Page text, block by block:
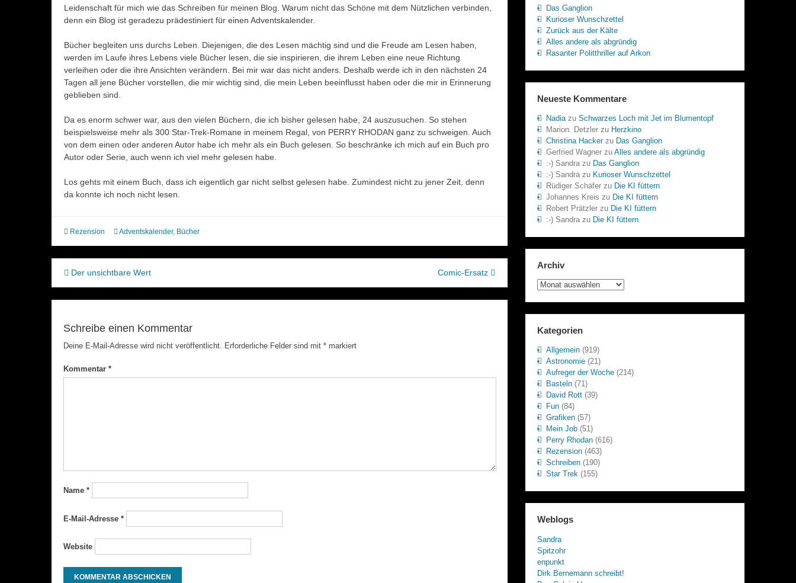
Leidenschaft für mich wie das Schreiben für meinen Blog. Warum nicht das Schöne mit dem Nützlichen verbinden,
denn ein Blog ist geradezu prädestiniert für einen Adventskalender.
Bücher begleiten uns durchs Leben. Diejenigen, die des Lesen mächtig sind und die Freude am Lesen haben,
werden im Laufe ihres Lebens viele Bücher lesen, die sie inspirieren, die ihrem Leben eine neue Richtung
verleihen oder die ihre Ansichten verändern. Bei mir war das nicht anders. Deshalb werde ich in den nächsten 24
Tagen all jene Bücher vorstellen, die mir wichtig sind, die mein Leben beeinflusst haben oder die mir in Erinnerung
geblieben sind.
Da es enorm schwer war, aus den vielen Büchern, die ich bisher gelesen habe, 24 auszusuchen. So stehen
beispielsweise mehr als 300 Star-Trek-Romane in meinem Regal, von PERRY RHODAN ganz zu schweigen. Auch
von dem einen oder anderen Autor habe ich mehr als ein Buch gelesen. So beschränke ich mich auf ein Buch pro
Autor oder Serie, auch wenn ich viel mehr gelesen habe.
Los gehts mit einem Buch, dass ich eigentlich gar nicht selbst gelesen habe. Zumindest nicht zu jener Zeit, denn
da konnte ich noch nicht lesen.
Rezension Adventskalender, Bücher
Beitragsnavigation
Der unsichtbare Wert Comic-Ersatz
Schreibe einen Kommentar
Deine E-Mail-Adresse wird nicht veröffentlicht. Erforderliche Felder sind mit *markiert
Kommentar *
Name *
E-Mail-Adresse *
Website
Das Ganglion
Kurioser Wunschzettel
Zurück aus der Kälte
Alles andere als abgründig
Rasanter Politthriller auf Arkon
Neueste Kommentare
Nadiazu Schwarzes Loch mit Jet im Blumentopf
Marion. Detzlerzu Herzkino
Christina Hackerzu Das Ganglion
Gerfried Wagnerzu Alles andere als abgründig
:-) Sandrazu Das Ganglion
:-) Sandrazu Kurioser Wunschzettel
Rüdiger Schäferzu Die KI füttern
Johannes Kreis zu Die KI füttern
Robert Prätzlerzu Die KI füttern
:-) Sandrazu Die KI füttern
Archiv
Archiv
Kategorien
Allgemein(919)
Astronomie(21)
Aufreger der Woche(214)
Basteln(71)
David Rott(39)
Fun(84)
Grafiken(57)
Mein Job(51)
Perry Rhodan(616)
Rezension(463)
Schreiben(190)
Star Trek(155)
Weblogs
Sandra
Spitzohr
enpunkt
Dirk Bernemann schreibt!